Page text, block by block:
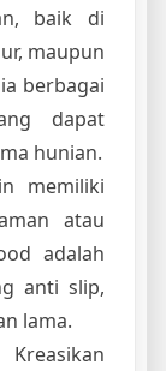
baik di
maupun
berbagai
dapat
hunian.
memiliki
atau
adalah
anti slip,
lama.
Kreasikan